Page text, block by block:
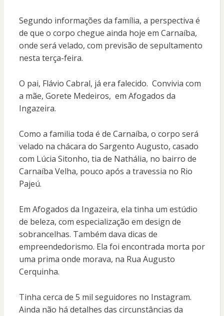
Segundo informações da família, a perspectiva é
de que o corpo chegue ainda hoje em Carnaíba,
onde será velado, com previsão de sepultamento
nesta terça-feira.
O pai, Flávio Cabral, já era falecido. Convivia com
a mãe, Gorete Medeiros, em Afogados da
Ingazeira.
Como a familia toda é de Carnaíba, o corpo será
velado na chácara do Sargento Augusto, casado
com Lúcia Sitonho, tia de Nathália, no bairro de
Carnaíba Velha, pouco após a travessia no Rio
Pajeú.
Em Afogados da Ingazeira, ela tinha um estúdio
de beleza, com especialização em design de
sobrancelhas. Também dava dicas de
empreendedorismo. Ela foi encontrada morta por
uma prima onde morava, na Rua Augusto
Cerquinha.
Tinha cerca de 5 mil seguidores no Instagram.
Ainda não há detalhes das circunstâncias da